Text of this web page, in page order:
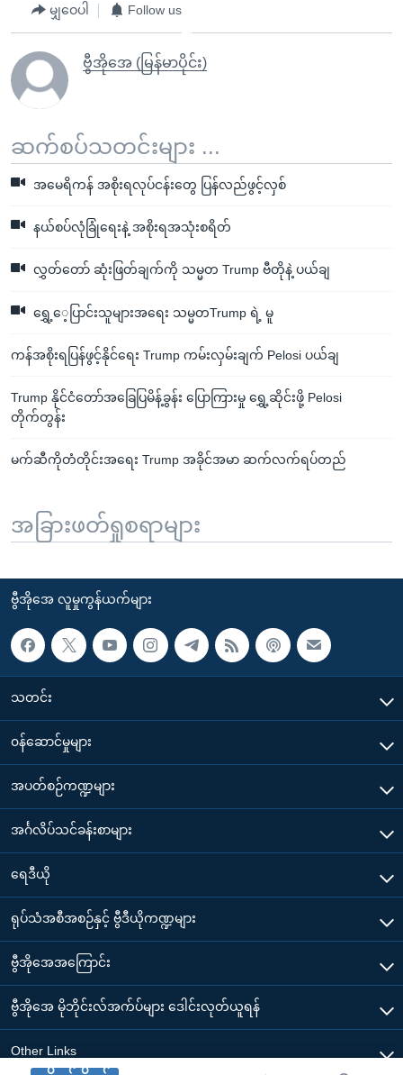
မျှဝေပါ Follow us
ဗွီအိုအေ (မြန်မာပိုင်း)
ဆက်စပ်သတင်းများ ...
အမေရိကန် အစိုးရလုပ်ငန်းတွေ ပြန်လည်ဖွင့်လှစ်
နယ်စပ်လုံခြုံရေးနဲ့ အစိုးရအသုံးစရိတ်
လွှတ်တော် ဆုံးဖြတ်ချက်ကို သမ္မတ Trump ဗီတိုနဲ့ ပယ်ချ
ရွှေ့ေ့ပြာင်းသူများအရေး သမ္မတTrump ရဲ့ မူ
ကန်အစိုးရပြန်ဖွင့်နိုင်ရေး Trump ကမ်းလှမ်းချက် Pelosi ပယ်ချ
Trump နိုင်ငံတော်အခြေပြမိန့်ခွန်း ပြောကြားမှု ရွှေ့ဆိုင်းဖို့ Pelosi
တိုက်တွန်း
မက်ဆီကိုတံတိုင်းအရေး Trump အခိုင်အမာ ဆက်လက်ရပ်တည်
အခြားဖတ်ရှုစရာများ
ဗွီအိုအေ လူမှုကွန်ယက်များ
သတင်း
၀န်ဆောင်မှုများ
အပတ်စဉ်ကဏ္ဍများ
အင်္ဂလိပ်သင်ခန်းစာများ
ရေဒီယို
ရုပ်သံအစီအစဉ်နှင့် ဗွီဒီယိုကဏ္ဍများ
ဗွီအိုအေအကြောင်း
ဗွီအိုအေ မိုဘိုင်းလ်အက်ပ်များ ဒေါင်းလုတ်ယူရန်
Other Links